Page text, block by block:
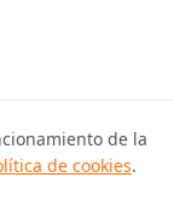
de la
de cookies.